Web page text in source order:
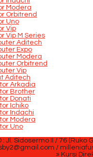
Modera
Orbitrend
Uno
Vip
Vip M Series
Aditech
Expo
Modera
Orbitrend
Vip
Aditech
Arkadia
Brother
Donati
Ichiko
Indachi
Modera
Uno
: Jl. Sidosermo II / 76
/
» Kursi